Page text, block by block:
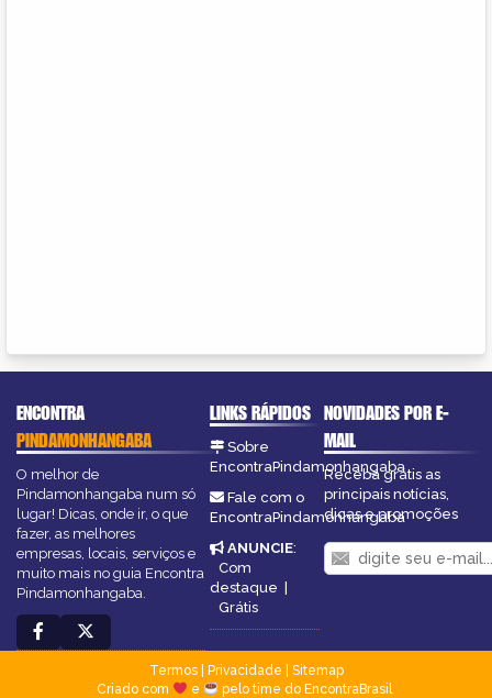
ENCONTRA
PINDAMONHANGABA
O melhor de
Pindamonhangaba num só
lugar! Dicas, onde ir, o que
fazer, as melhores
empresas, locais, serviços e
muito mais no guia Encontra
Pindamonhangaba.
LINKS RÁPIDOS
Sobre
EncontraPindamonhangaba
Fale com o
EncontraPindamonhangaba
ANUNCIE:
Com
destaque |
Grátis
NOVIDADES POR E-
MAIL
Receba grátis as
principais notícias,
dicas e promoções
Termos| Privacidade
Sitemap
Criado com
e pelo time do EncontraBrasil